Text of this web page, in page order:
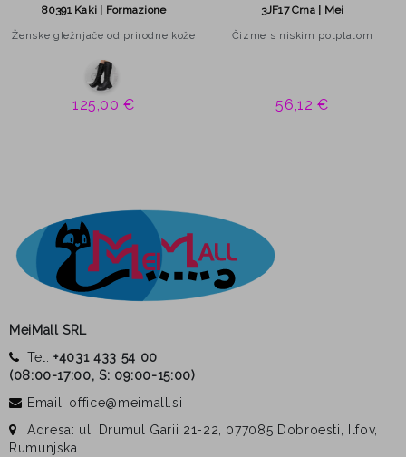
80391 Kaki | Formazione
Ženske gležnjače od prirodne kože
125,00 €
3JF17 Crna | Mei
Čizme s niskim potplatom
56,12 €
MeiMall SRL
Tel:+4031 433 54 00
(08:00-17:00, S: 09:00-15:00)
Email: office@meimall.si
Adresa: ul. Drumul Garii 21-22, 077085 Dobroesti, Ilfov,
Rumunjska